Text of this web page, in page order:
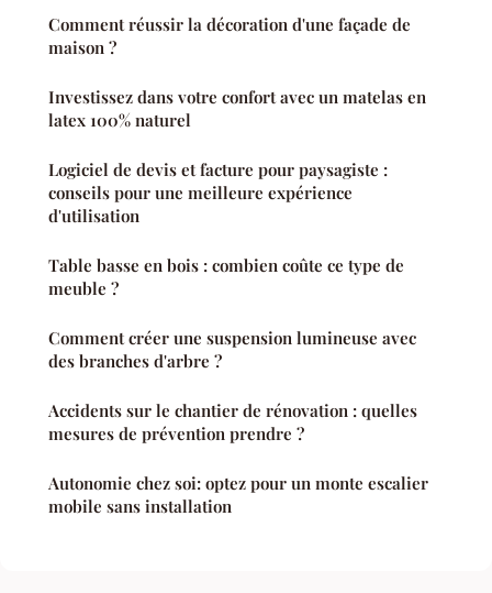
Comment réussir la décoration d'une façade de
maison ?
Investissez dans votre confort avec un matelas en
latex 100% naturel
Logiciel de devis et facture pour paysagiste :
conseils pour une meilleure expérience
d'utilisation
Table basse en bois : combien coûte ce type de
meuble ?
Comment créer une suspension lumineuse avec
des branches d'arbre ?
Accidents sur le chantier de rénovation : quelles
mesures de prévention prendre ?
Autonomie chez soi: optez pour un monte escalier
mobile sans installation